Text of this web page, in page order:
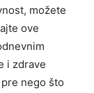
možete
ove
i zdrave
nego što